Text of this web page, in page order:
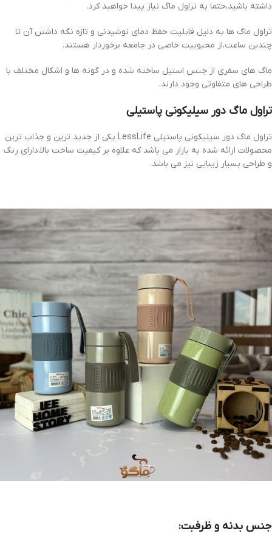
داشته باشید،حتما به تراول ماگ نیاز پیدا خواهید کرد.
تراول ماگ ها به دلیل قابلیت حفظ دمای نوشیدنی و تازه نگه داشتن آن تا
چندین ساعت،از محبوبیت خاصی در جامعه برخوردار هستند.
ماگ های سفری از جنس استیل ساخته شده و در گونه ها و اشکال مختلف با
طراحی های متفاوتی وجود دارند.
تراول ماگ دور سیلیکونی پاستیلی
تراول ماگ دور سیلیکونی پاستیلی LessLife یکی از جدید ترین و جذاب ترین
محصولات ارائه شده به بازار می باشد که علاوه بر کیفیت ساخت بالا،دارای رنگ
و طراحی بسیار زیبایی نیز می باشد.
جنس بدنه و ظرفبت: